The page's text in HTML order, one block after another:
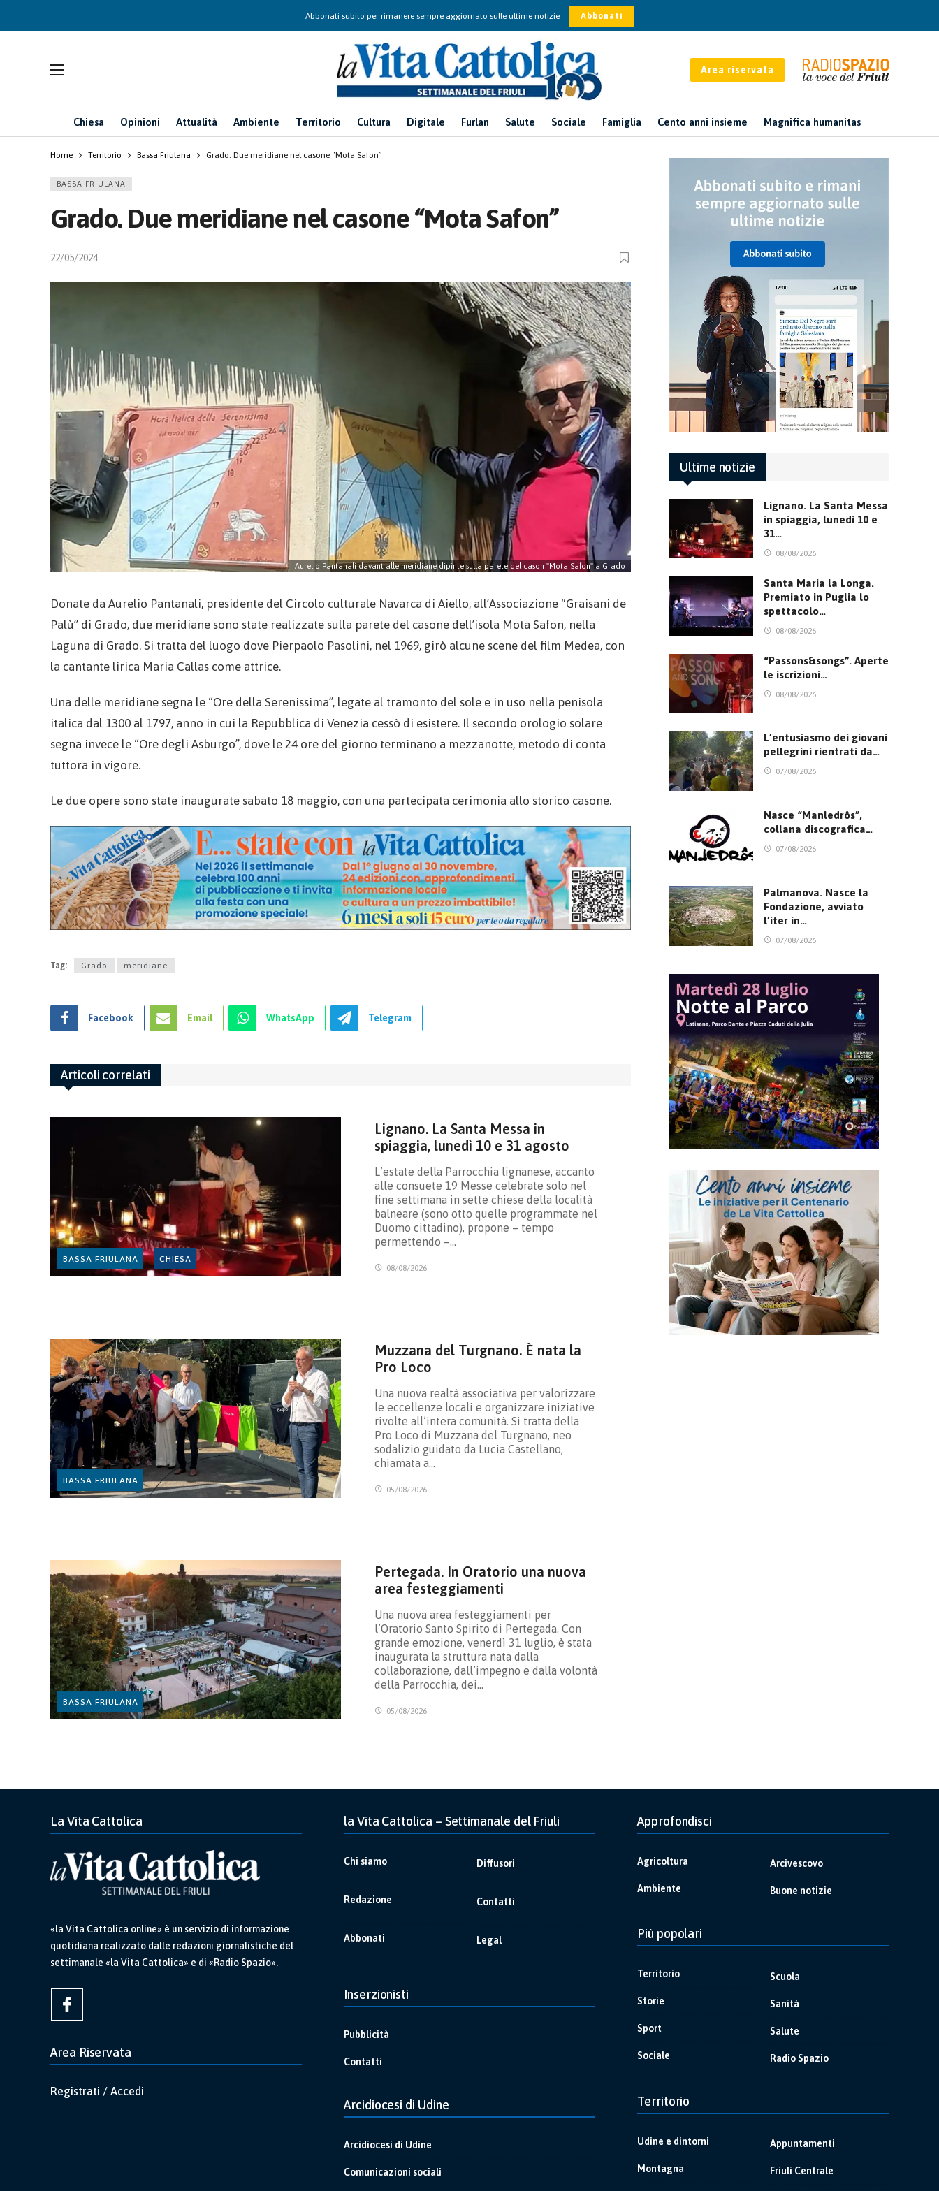
Abbonati subito per rimanere sempre aggiornato sulle ultime notizie Abbonati
Area riservata
Chiesa Opinioni Attualità Ambiente Territorio Cultura Digitale Furlan Salute Sociale Famiglia Cento anni insieme Magnifica humanitas
Home Territorio Bassa Friulana Grado. Due meridiane nel casone “Mota Safon”
BASSA FRIULANA
Grado. Due meridiane nel casone “Mota Safon”
22/05/2024
Aurelio Pantanali davant alle meridiane dipinte sulla parete del cason "Mota Safon" a Grado
Donate da Aurelio Pantanali, presidente del Circolo culturale Navarca di Aiello, all’Associazione “Graisani de
Palù” di Grado, due meridiane sono state realizzate sulla parete del casone dell’isola Mota Safon, nella
Laguna di Grado. Si tratta del luogo dove Pierpaolo Pasolini, nel 1969, girò alcune scene del film Medea, con
la cantante lirica Maria Callas come attrice.
Una delle meridiane segna le “Ore della Serenissima”, legate al tramonto del sole e in uso nella penisola
italica dal 1300 al 1797, anno in cui la Repubblica di Venezia cessò di esistere. Il secondo orologio solare
segna invece le “Ore degli Asburgo”, dove le 24 ore del giorno terminano a mezzanotte, metodo di conta
tuttora in vigore.
Le due opere sono state inaugurate sabato 18 maggio, con una partecipata cerimonia allo storico casone.
Tag: Grado meridiane
Facebook Email WhatsApp Telegram
Articoli correlati
BASSA FRIULANA CHIESA
Lignano. La Santa Messa in
spiaggia, lunedì 10 e 31 agosto
L’estate della Parrocchia lignanese, accanto
alle consuete 19 Messe celebrate solo nel
fine settimana in sette chiese della località
balneare (sono otto quelle programmate nel
Duomo cittadino), propone – tempo
permettendo –…
08/08/2026
BASSA FRIULANA
Muzzana del Turgnano. È nata la
Pro Loco
Una nuova realtà associativa per valorizzare
le eccellenze locali e organizzare iniziative
rivolte all’intera comunità. Si tratta della
Pro Loco di Muzzana del Turgnano, neo
sodalizio guidato da Lucia Castellano,
chiamata a…
05/08/2026
BASSA FRIULANA
Pertegada. In Oratorio una nuova
area festeggiamenti
Una nuova area festeggiamenti per
l’Oratorio Santo Spirito di Pertegada. Con
grande emozione, venerdì 31 luglio, è stata
inaugurata la struttura nata dalla
collaborazione, dall’impegno e dalla volontà
della Parrocchia, dei…
05/08/2026
Ultime notizie
Lignano. La Santa Messa
in spiaggia, lunedì 10 e
31…
08/08/2026
Santa Maria la Longa.
Premiato in Puglia lo
spettacolo…
08/08/2026
“Passons&songs”. Aperte
le iscrizioni…
08/08/2026
L’entusiasmo dei giovani
pellegrini rientrati da…
07/08/2026
Nasce “Manledrôs”,
collana discografica…
07/08/2026
Palmanova. Nasce la
Fondazione, avviato
l’iter in…
07/08/2026
La Vita Cattolica
«la Vita Cattolica online» è un servizio di informazione
quotidiana realizzato dalle redazioni giornalistiche del
settimanale «la Vita Cattolica» e di «Radio Spazio».
Area Riservata
Registrati / Accedi
la Vita Cattolica – Settimanale del Friuli
Chi siamo
Redazione
Abbonati
Diffusori
Contatti
Legal
Inserzionisti
Pubblicità
Contatti
Arcidiocesi di Udine
Arcidiocesi di Udine
Comunicazioni sociali
Approfondisci
Agricoltura
Ambiente
Arcivescovo
Buone notizie
Più popolari
Territorio
Storie
Sport
Sociale
Scuola
Sanità
Salute
Radio Spazio
Territorio
Udine e dintorni
Montagna
Appuntamenti
Friuli Centrale